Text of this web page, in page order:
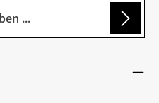
Felder sind